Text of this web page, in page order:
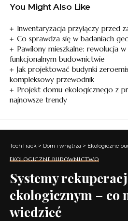
You Might Also Like
Inwentaryzacja przyłączy przed
Co sprawdza się w badaniach
Pawilony mieszkalne: rewolucja
funkcjonalnym budownictwie
Jak projektować budynki
kompleksowy przewodnik
Projekt domu ekologicznego z
najnowsze trendy
TechTrack > Dom i wnętrza > Ekologiczne
EKOLOGICZNE BUDOWNICTWO
Systemy
ekologicznym – co
wiedzieć